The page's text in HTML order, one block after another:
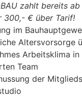
BAU zahlt bereits
300,- € über Tarif!
im
Altersvorsorge
Arbeitsklima in
Team
der